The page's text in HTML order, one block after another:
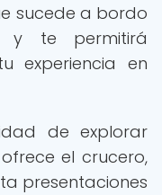
sucede a bordo
y te permitirá
experiencia en
de explorar
el crucero,
presentaciones